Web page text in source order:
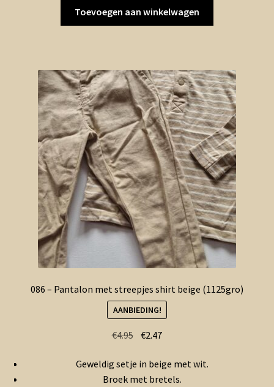
Toevoegen aan winkelwagen
086 – Pantalon met streepjes shirt beige (1125gro)
AANBIEDING!
€4.95 Oorspronkelijke
was:
€4.95.
€2.47Huidige
is:
€2.47.
Geweldig setje in beige met wit.
Broek met bretels.